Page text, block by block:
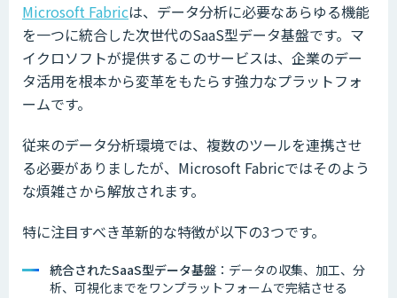
Microsoft Fabricは、データ分析に必要なあらゆる機能
を一つに統合した次世代のSaaS型データ基盤です。マ
イクロソフトが提供するこのサービスは、企業のデー
タ活用を根本から変革をもたらす強力なプラットフォ
ームです。
従来のデータ分析環境では、複数のツールを連携させ
る必要がありましたが、Microsoft Fabricではそのよう
な煩雑さから解放されます。
特に注目すべき革新的な特徴が以下の3つです。
統合されたSaaS型データ基盤 ：データの収集、加工、分
析、可視化までをワンプラットフォームで完結させる